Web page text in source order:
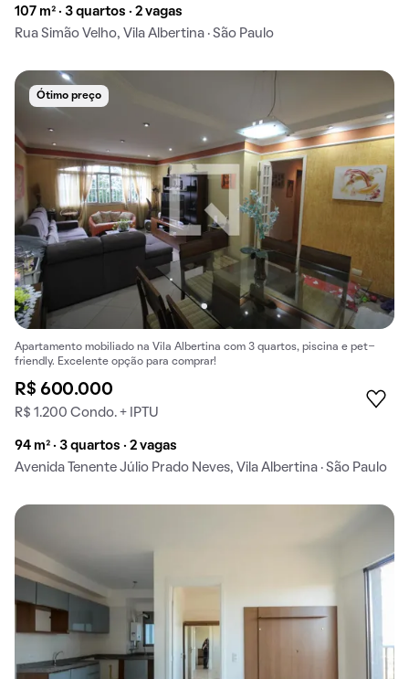
107 m² · 3 quartos · 2 vagas
Rua Simão Velho, Vila Albertina · São Paulo
Ótimo preço
Apartamento mobiliado na Vila Albertina com 3 quartos, piscina e pet-
friendly. Excelente opção para comprar!
R$ 600.000
R$ 1.200 Condo. + IPTU
94 m² · 3 quartos · 2 vagas
Avenida Tenente Júlio Prado Neves, Vila Albertina · São Paulo